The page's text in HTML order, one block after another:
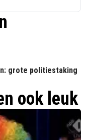
grote politiestaking
ook leuk